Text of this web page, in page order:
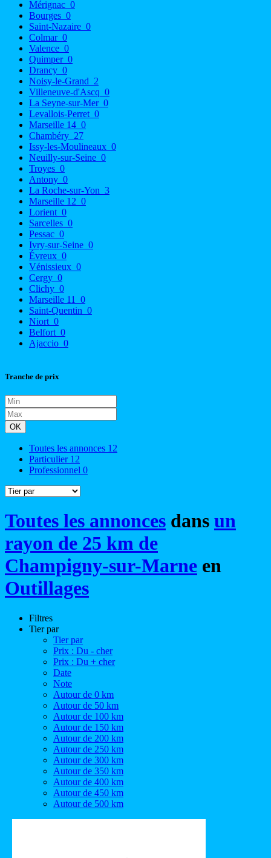
Mérignac 0
Bourges 0
Saint-Nazaire 0
Colmar 0
Valence 0
Quimper 0
Drancy 0
Noisy-le-Grand 2
Villeneuve-d'Ascq 0
La Seyne-sur-Mer 0
Levallois-Perret 0
Marseille 14 0
Chambéry 27
Issy-les-Moulineaux 0
Neuilly-sur-Seine 0
Troyes 0
Antony 0
La Roche-sur-Yon 3
Marseille 12 0
Lorient 0
Sarcelles 0
Pessac 0
Ivry-sur-Seine 0
Évreux 0
Vénissieux 0
Cergy 0
Clichy 0
Marseille 11
0
Saint-Quentin 0
Niort 0
Belfort 0
Ajaccio 0
Tranche de prix
OK
Toutes les annonces 12
Particulier 12
Professionnel 0
Toutes les annonces dans un
rayon de 25 km de
Champigny-sur-Marne en
Outillages
Filtres
Tier par
Tier par
Prix : Du - cher
Prix : Du + cher
Date
Note
Autour de 0 km
Autour de 50 km
Autour de 100 km
Autour de 150 km
Autour de 200 km
Autour de 250 km
Autour de 300 km
Autour de 350 km
Autour de 400 km
Autour de 450 km
Autour de 500 km